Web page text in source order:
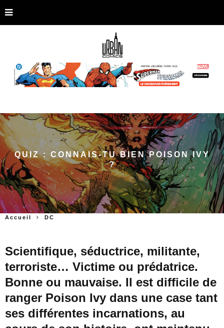
QUIZ : CONNAIS-TU BIEN POISON IVY
?
Accueil DC
Scientifique, séductrice, militante,
terroriste… Victime ou prédatrice.
Bonne ou mauvaise. Il est difficile de
ranger Poison Ivy dans une case tant
ses différentes incarnations, au